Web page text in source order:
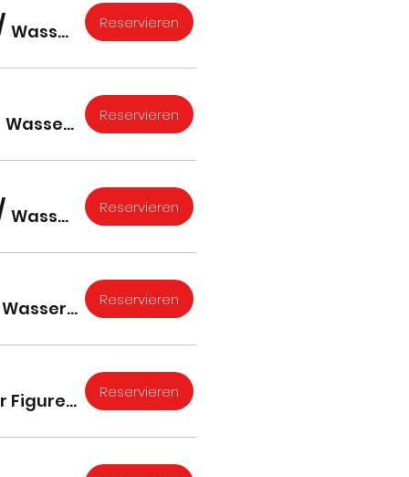
Wassertrüdinger Figurenthater Reservieren
Wassertrüdinger Figurenthater Reservieren
Wassertrüdinger Figurenthater Reservieren
Wassertrüdinger Figurenthater Reservieren
Wassertrüdinger Figurenthater Reservieren